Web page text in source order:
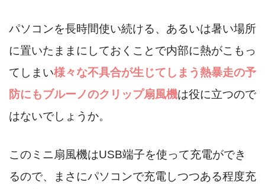
パソコンを長時間使い続ける、あるいは暑い場所
に置いたままにしておくことで内部に熱がこもっ
てしまい様々な不具合が生じてしまう熱暴走の予
防にもブルーノのクリップ扇風機は役に立つので
はないでしょうか。
このミニ扇風機はUSB端子を使って充電ができ
るので、まさにパソコンで充電しつつある程度充